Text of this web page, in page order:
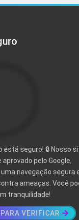
está seguro! 🔒 Nosso
aprovado pelo Google,
navegação segura
ameaças. Você
tranquilidade!
VERIFICAR